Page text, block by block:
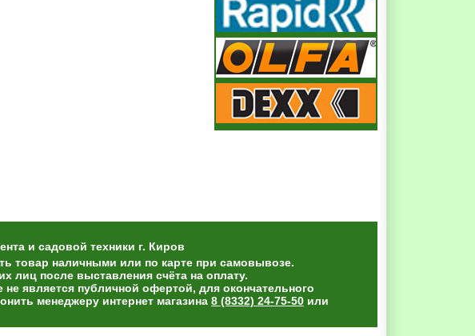
и садовой техники г. Киров
товар наличными или по карте при самовывозе.
лиц после выставления счёта на оплату.
является публичной офертой, для окончательного
менеджеру интернет магазина 8 (8332) 24-75-50 или